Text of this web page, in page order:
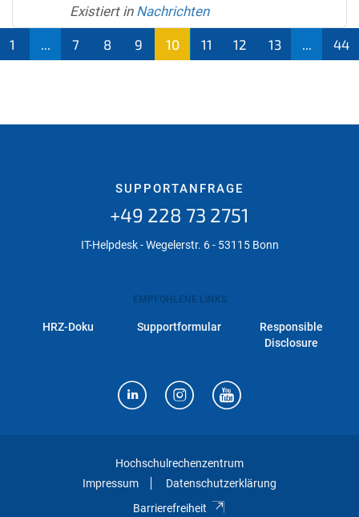
Existiert in Nachrichten
1 7 8 9
10
11 12 13 44
SUPPORTANFRAGE
+49 228 73 2751
IT-Helpdesk - Wegelerstr. 6 - 53115 Bonn
EMPFOHLENE LINKS
HRZ-Doku Supportformular
Responsible
Disclosure
Hochschulrechenzentrum
Impressum
Datenschutzerklärung
Barrierefreiheit